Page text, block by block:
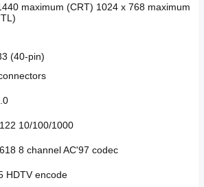
maximum (CRT) 1024 x 768 maximum
(40-pin)
10/100/1000
8 channel AC'97 codec
HDTV encode